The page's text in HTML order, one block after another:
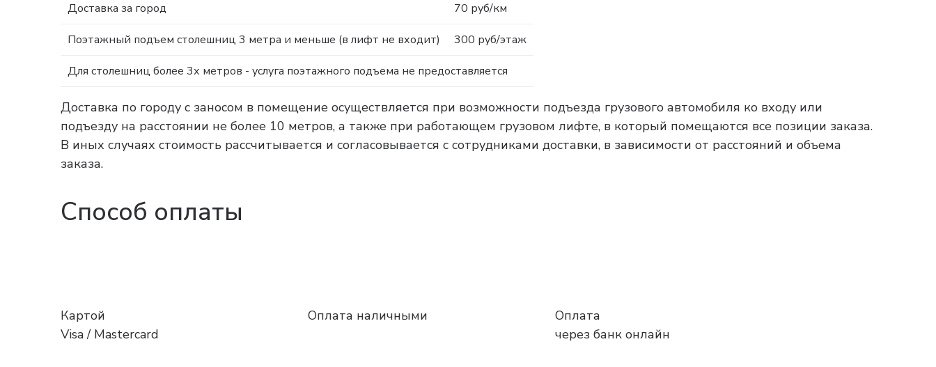
Доставка за город 70 руб/км
Поэтажный подъем столешниц 3 метра и меньше (в лифт не входит) 300 руб/этаж
Для столешниц более 3х метров - услуга поэтажного подъема не предоставляется
Доставка по городу с заносом в помещение осуществляется при возможности подъезда грузового автомобиля ко входу или
подъезду на расстоянии не более 10 метров, а также при работающем грузовом лифте, в который помещаются все позиции заказа.
В иных случаях стоимость рассчитывается и согласовывается с сотрудниками доставки, в зависимости от расстояний и объема
заказа.
Способ оплаты
Картой
Visa / Mastercard
Оплата наличными
Оплата
через банк онлайн